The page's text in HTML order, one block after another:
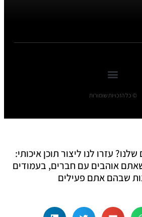
© כל הזכויות שומורות
עזרו לנו ליצור תוכן איכותי:
אוהבים עם חברים, בעמודים
שבהם אתם פעילים